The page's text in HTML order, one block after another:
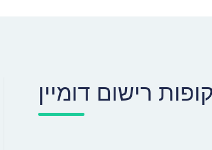
רישום דומיין